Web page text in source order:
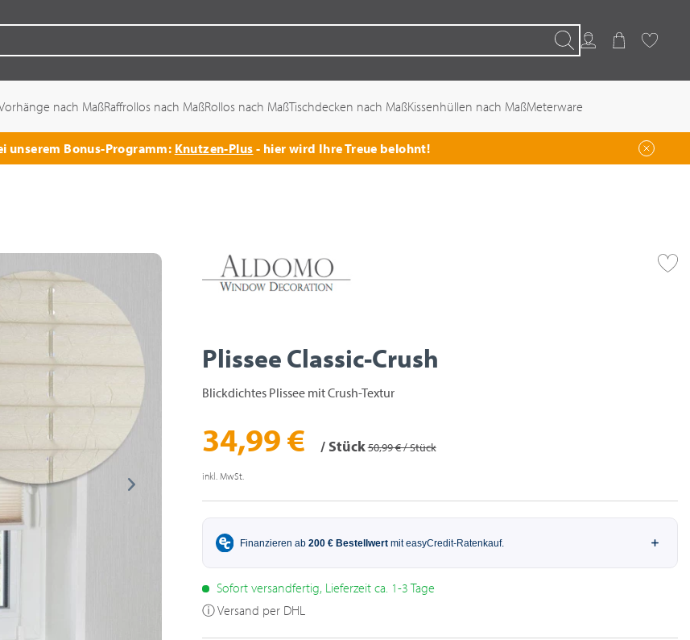
SuchenKundenkonto
WarenkorbFavoriten
nach MaßRaffrollos nach MaßRollos nach MaßTischdecken nach MaßKissenhüllen nach MaßMeterware
unserem Bonus-Programm: Knutzen-Plus - hier wird Ihre Treue belohnt!
Plissee Classic-Crush
Blickdichtes Plissee mit Crush-Textur
34,99 € / Stück50,99 € / Stück
inkl. MwSt.
Sofort versandfertig, Lieferzeit ca. 1-3 Tage
ⓘ Versand per DHL